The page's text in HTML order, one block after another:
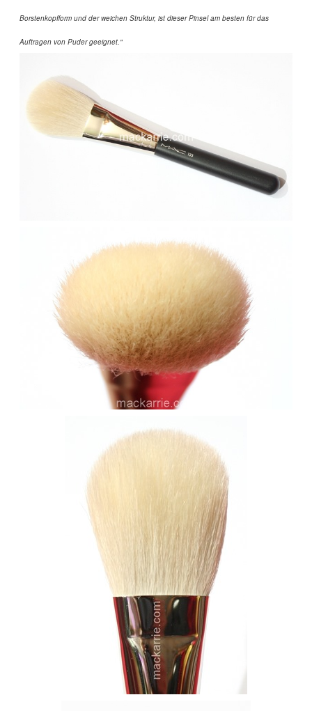
Borstenkopfform und der weichen Struktur, ist dieser Pinsel am besten für das
Auftragen von Puder geeignet."